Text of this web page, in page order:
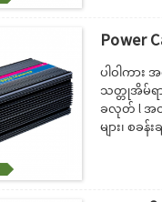
Power
ပါဝါကား
သတ္တုအိမ်ရ
ခလုတ် l အဝင်
များ၊ စခ